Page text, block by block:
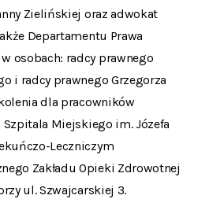
Zielińskiej oraz adwokat
Departamentu Prawa
osobach: radcy prawnego
i radcy prawnego Grzegorza
dla pracowników
Miejskiego im. Józefa
Leczniczym
Zakładu Opieki Zdrowotnej
ul. Szwajcarskiej 3.